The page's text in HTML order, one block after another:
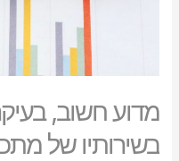
מדוע חשוב,
בשירותיו של